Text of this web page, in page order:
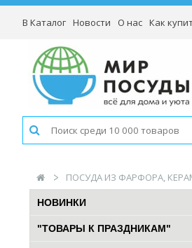
В Каталог Новости О нас Как
ПОСУДА ИЗ ФАРФОРА,
НОВИНКИ
"ТОВАРЫ К ПРАЗДНИКАМ"